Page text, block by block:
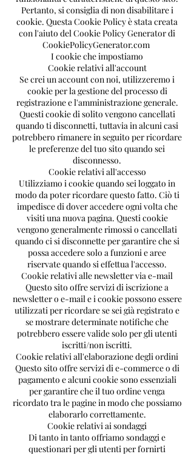
Pertanto, si consiglia di non disabilitare i
cookie. Questa Cookie Policy è stata creata
con l'aiuto del Cookie Policy Generator di
CookiePolicyGenerator.com
I cookie che impostiamo
Cookie relativi all'account
Se crei un account con noi, utilizzeremo i
cookie per la gestione del processo di
registrazione e l'amministrazione generale.
Questi cookie di solito vengono cancellati
quando ti disconnetti, tuttavia in alcuni casi
potrebbero rimanere in seguito per ricordare
le preferenze del tuo sito quando sei
disconnesso.
Cookie relativi all'accesso
Utilizziamo i cookie quando sei loggato in
modo da poter ricordare questo fatto. Ciò ti
impedisce di dover accedere ogni volta che
visiti una nuova pagina. Questi cookie
vengono generalmente rimossi o cancellati
quando ci si disconnette per garantire che si
possa accedere solo a funzioni e aree
riservate quando si effettua l'accesso.
Cookie relativi alle newsletter via e-mail
Questo sito offre servizi di iscrizione a
newsletter o e-mail e i cookie possono essere
utilizzati per ricordare se sei già registrato e
se mostrare determinate notifiche che
potrebbero essere valide solo per gli utenti
iscritti/non iscritti.
Cookie relativi all'elaborazione degli ordini
Questo sito offre servizi di e-commerce o di
pagamento e alcuni cookie sono essenziali
per garantire che il tuo ordine venga
ricordato tra le pagine in modo che possiamo
elaborarlo correttamente.
Cookie relativi ai sondaggi
Di tanto in tanto offriamo sondaggi e
questionari per gli utenti per fornirti